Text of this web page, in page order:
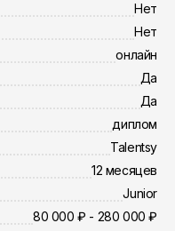
Нет
Нет
онлайн
Да
Да
диплом
Talentsy
12 месяцев
Junior
80 000 ₽ - 280 000 ₽